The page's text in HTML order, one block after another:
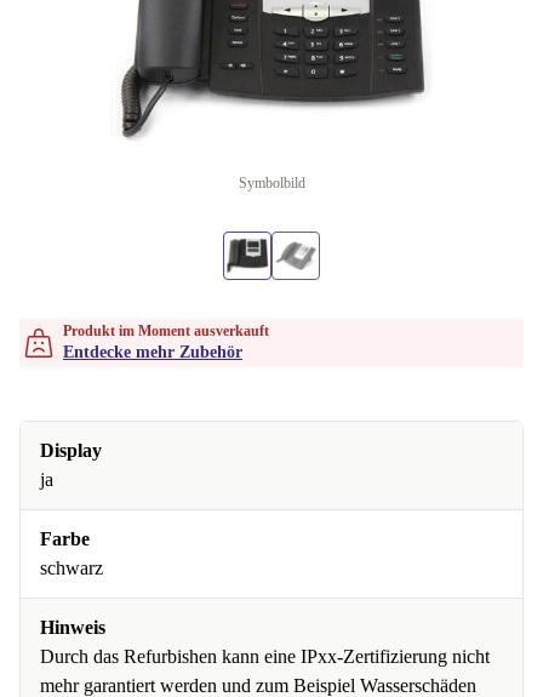
Symbolbild
Produkt im Moment ausverkauft
Entdecke mehr Zubehör
Display
ja
Farbe
schwarz
Hinweis
Durch das Refurbishen kann eine IPxx-Zertifizierung nicht
mehr garantiert werden und zum Beispiel Wasserschäden